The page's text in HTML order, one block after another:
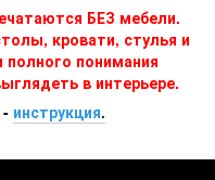
БЕЗ мебели.
кровати, стулья и
понимания
в интерьере.
инструкция.